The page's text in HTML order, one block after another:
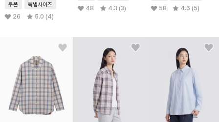
쿠폰 특별사이즈
26 5.0 (4)
48 4.3 (3) 58 4.6 (5)